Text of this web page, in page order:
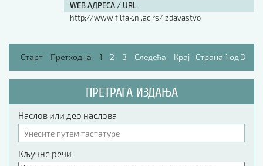
WEB АДРЕСА / URL
http://www.filfak.ni.ac.rs/izdavastvo
Старт Претходна 1 2 3 Следећа Крај Страна 1 од 3
ПРЕТРАГА ИЗДАЊА
Наслов или део наслова
Кључне речи